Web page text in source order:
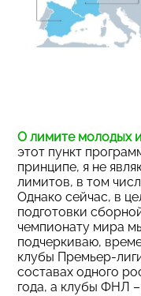
О лимите молодых
этот пункт
принципе, я не
лимитов, в том
Однако сейчас, в
подготовки
чемпионату мира
подчеркиваю,
клубы Премьер-
составах одного
года, а клубы ФНЛ